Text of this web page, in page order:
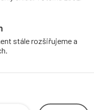
stále rozšiřujeme a